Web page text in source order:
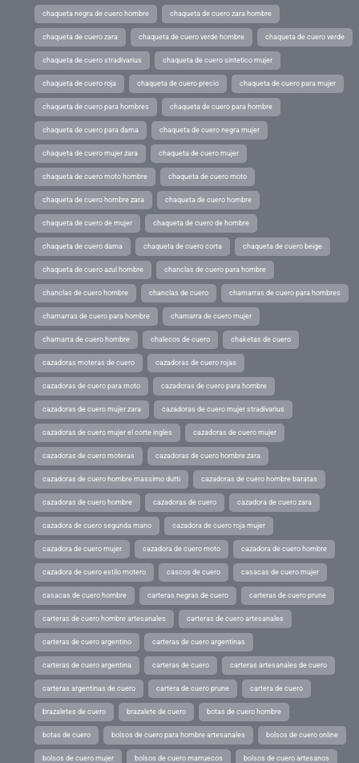
chaqueta negra de cuero hombre chaqueta de cuero zara hombre
chaqueta de cuero zara chaqueta de cuero verde hombre chaqueta de cuero verde
chaqueta de cuero stradivarius chaqueta de cuero sintetico mujer
chaqueta de cuero roja chaqueta de cuero precio chaqueta de cuero para mujer
chaqueta de cuero para hombres chaqueta de cuero para hombre
chaqueta de cuero para dama chaqueta de cuero negra mujer
chaqueta de cuero mujer zara chaqueta de cuero mujer
chaqueta de cuero moto hombre chaqueta de cuero moto
chaqueta de cuero hombre zara chaqueta de cuero hombre
chaqueta de cuero de mujer chaqueta de cuero de hombre
chaqueta de cuero dama chaqueta de cuero corta chaqueta de cuero beige
chaqueta de cuero azul hombre chanclas de cuero para hombre
chanclas de cuero hombre chanclas de cuero chamarras de cuero para hombres
chamarras de cuero para hombre chamarra de cuero mujer
chamarra de cuero hombre chalecos de cuero chaketas de cuero
cazadoras moteras de cuero cazadoras de cuero rojas
cazadoras de cuero para moto cazadoras de cuero para hombre
cazadoras de cuero mujer zara cazadoras de cuero mujer stradivarius
cazadoras de cuero mujer el corte ingles cazadoras de cuero mujer
cazadoras de cuero moteras cazadoras de cuero hombre zara
cazadoras de cuero hombre massimo dutti cazadoras de cuero hombre baratas
cazadoras de cuero hombre cazadoras de cuero cazadora de cuero zara
cazadora de cuero segunda mano cazadora de cuero roja mujer
cazadora de cuero mujer cazadora de cuero moto cazadora de cuero hombre
cazadora de cuero estilo motero cascos de cuero casacas de cuero mujer
casacas de cuero hombre carteras negras de cuero carteras de cuero prune
carteras de cuero hombre artesanales carteras de cuero artesanales
carteras de cuero argentino carteras de cuero argentinas
carteras de cuero argentina carteras de cuero carteras artesanales de cuero
carteras argentinas de cuero cartera de cuero prune cartera de cuero
brazaletes de cuero brazalete de cuero botas de cuero hombre
botas de cuero bolsos de cuero para hombre artesanales bolsos de cuero online
bolsos de cuero mujer bolsos de cuero marruecos bolsos de cuero artesanos